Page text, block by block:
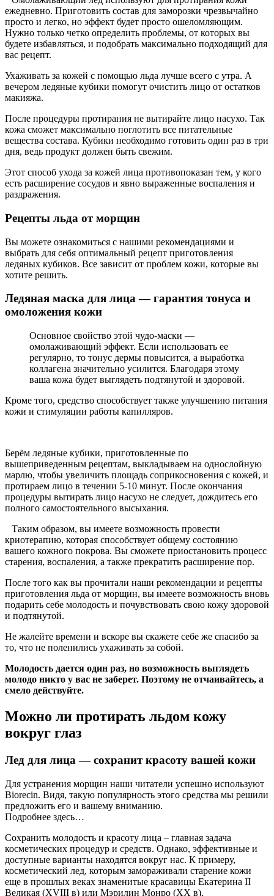
ежедневно. Приготовить состав для заморозки чрезвычайно
просто и легко, но эффект будет просто ошеломляющим.
Нужно только четко определить проблемы, от которых вы
будете избавляться, и подобрать максимально подходящий для
вас рецепт.
Ухаживать за кожей с помощью льда лучше всего с утра. А
вечером ледяные кубики помогут очистить лицо от остатков
макияжа.
После процедуры протирания не вытирайте лицо насухо. Так
кожа сможет максимально поглотить все питательные
вещества состава. Кубики необходимо готовить один раз в три
дня, ведь продукт должен быть свежим.
Этот способ ухода за кожей лица противопоказан тем, у кого
есть расширение сосудов и явно выраженные воспаления и
раздражения.
Рецепты льда от морщин
Вы можете ознакомиться с нашими рекомендациями и
выбрать для себя оптимальный рецепт приготовления
ледяных кубиков. Все зависит от проблем кожи, которые вы
хотите решить.
Ледяная маска для лица — гарантия тонуса и
омоложения кожи
Основное свойство этой чудо-маски —
омолаживающий эффект. Если использовать ее
регулярно, то тонус дермы повысится, а выработка
коллагена значительно усилится. Благодаря этому
ваша кожа будет выглядеть подтянутой и здоровой.
Кроме того, средство способствует также улучшению питания
кожи и стимуляции работы капилляров.
Берём ледяные кубики, приготовленные по
вышеприведенным рецептам, выкладываем на однослойную
марлю, чтобы увеличить площадь соприкосновения с кожей, и
протираем лицо в течении 5-10 минут. После окончания
процедуры вытирать лицо насухо не следует, дождитесь его
полного самостоятельного высыхания.
Таким образом, вы имеете возможность провести
криотерапию, которая способствует общему состоянию
вашего кожного покрова. Вы сможете приостановить процесс
старения, воспаления, а также прекратить расширение пор.
После того как вы прочитали наши рекомендации и рецепты
приготовления льда от морщин, вы имеете возможность вновь
подарить себе молодость и почувствовать свою кожу здоровой
и подтянутой.
Не жалейте времени и вскоре вы скажете себе же спасибо за
то, что не поленились ухаживать за собой.
Молодость дается один раз, но возможность выглядеть
молодо никто у вас не заберет. Поэтому не отчаивайтесь, а
смело действуйте.
Можно ли протирать льдом кожу
вокруг глаз
Лед для лица — сохранит красоту вашей кожи
Для устранения морщин наши читатели успешно используют
Biorecin. Видя, такую популярность этого средства мы решили
предложить его и вашему вниманию.
Подробнее здесь…
Сохранить молодость и красоту лица – главная задача
косметических процедур и средств. Однако, эффективные и
доступные варианты находятся вокруг нас. К примеру,
косметический лед, которым замораживали старение кожи
еще в прошлых веках знаменитые красавицы Екатерина II
Великая (XVIII в) или Мэрилин Монро (XX в).